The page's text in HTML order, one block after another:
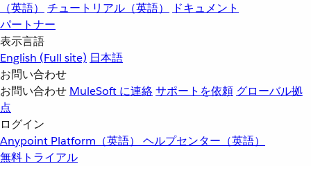
（英語）
チュートリアル（英語）
ドキュメント
パートナー
表示言語
English (Full site) 日本語
お問い合わせ
お問い合わせ MuleSoft に連絡サポートを依頼 グローバル拠
点
ログイン
Anypoint Platform（英語） ヘルプセンター（英語）
無料トライアル